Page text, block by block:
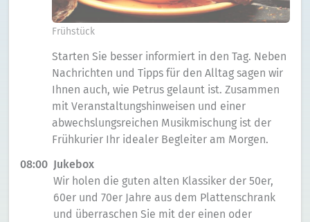
Frühstück
Starten Sie besser informiert in den Tag. Neben
Nachrichten und Tipps für den Alltag sagen wir
Ihnen auch, wie Petrus gelaunt ist. Zusammen
mit Veranstaltungshinweisen und einer
abwechslungsreichen Musikmischung ist der
Frühkurier Ihr idealer Begleiter am Morgen.
08:00 Jukebox
Wir holen die guten alten Klassiker der 50er,
60er und 70er Jahre aus dem Plattenschrank
und überraschen Sie mit der einen oder